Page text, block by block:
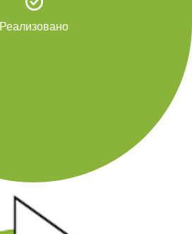
Реализовано